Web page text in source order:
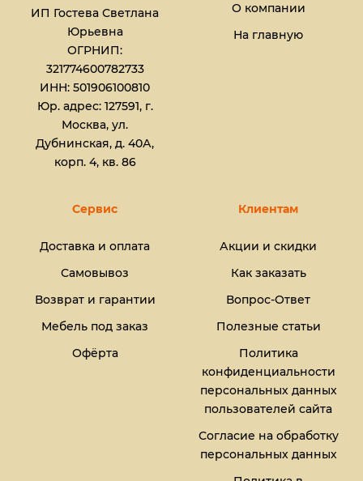
ИП Гостева Светлана
Юрьевна​
ОГРНИП:
321774600782733
ИНН: 501906100810
Юр. адрес: 127591, г.
Москва, ул.
Дубнинская, д. 40А,
корп. 4, кв. 86
О компании
На главную
Сервис
Доставка и оплата
Самовывоз
Возврат и гарантии
Мебель под заказ
Офёрта
Клиентам
Акции и скидки
Как заказать
Вопрос-Ответ
Полезные статьи
Политика
конфиденциальности
персональных данных
пользователей сайта
Согласие на обработку
персональных данных